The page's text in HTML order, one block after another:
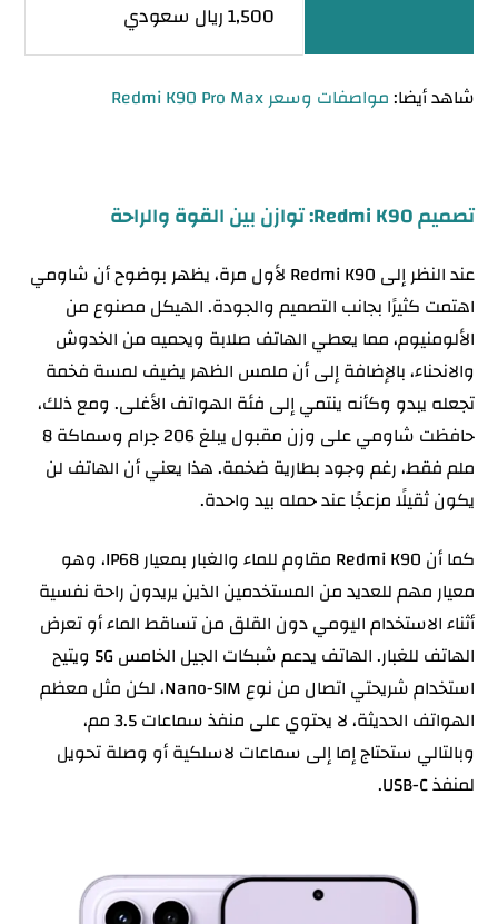
1,500 ريال سعودي
شاهد أيضا:مواصفات وسعر Redmi K90 Pro Max
تصميم Redmi K90: توازن بين القوة والراحة
عند النظر إلى Redmi K90 لأول مرة، يظهر بوضوح أن شاومي
اهتمت كثيرًا بجانب التصميم والجودة. الهيكل مصنوع من
الألومنيوم، مما يعطي الهاتف صلابة ويحميه من الخدوش
والانحناء، بالإضافة إلى أن ملمس الظهر يضيف لمسة فخمة
تجعله يبدو وكأنه ينتمي إلى فئة الهواتف الأغلى. ومع ذلك،
حافظت شاومي على وزن مقبول يبلغ 206 جرام وسماكة 8
ملم فقط، رغم وجود بطارية ضخمة. هذا يعني أن الهاتف لن
يكون ثقيلًا مزعجًا عند حمله بيد واحدة.
كما أن Redmi K90 مقاوم للماء والغبار بمعيار IP68، وهو
معيار مهم للعديد من المستخدمين الذين يريدون راحة نفسية
أثناء الاستخدام اليومي دون القلق من تساقط الماء أو تعرض
الهاتف للغبار. الهاتف يدعم شبكات الجيل الخامس 5G ويتيح
استخدام شريحتي اتصال من نوع Nano-SIM، لكن مثل معظم
الهواتف الحديثة، لا يحتوي على منفذ سماعات 3.5 مم،
وبالتالي ستحتاج إما إلى سماعات لاسلكية أو وصلة تحويل
لمنفذ USB-C.